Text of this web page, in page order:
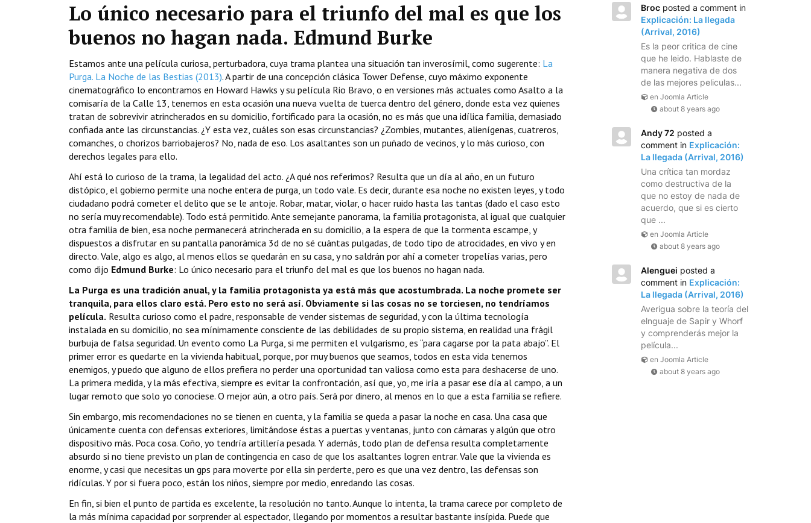
Lo único necesario para el triunfo del mal es que los
buenos no hagan nada. Edmund Burke
Estamos ante una película curiosa, perturbadora, cuya trama plantea una situación tan inverosímil, como sugerente: La
Purga. La Noche de las Bestias (2013). A partir de una concepción clásica Tower Defense, cuyo máximo exponente
cinematográfico lo encontramos en Howard Hawks y su película Rio Bravo, o en versiones más actuales como Asalto a la
comisaría de la Calle 13, tenemos en esta ocasión una nueva vuelta de tuerca dentro del género, donde esta vez quienes
tratan de sobrevivir atrincherados en su domicilio, fortificado para la ocasión, no es más que una idílica familia, demasiado
confiada ante las circunstancias. ¿Y esta vez, cuáles son esas circunstancias? ¿Zombies, mutantes, alienígenas, cuatreros,
comanches, o chorizos barriobajeros? No, nada de eso. Los asaltantes son un puñado de vecinos, y lo más curioso, con
derechos legales para ello.
Ahí está lo curioso de la trama, la legalidad del acto. ¿A qué nos referimos? Resulta que un día al año, en un futuro
distópico, el gobierno permite una noche entera de purga, un todo vale. Es decir, durante esa noche no existen leyes, y todo
ciudadano podrá cometer el delito que se le antoje. Robar, matar, violar, o hacer ruido hasta las tantas (dado el caso esto
no sería muy recomendable). Todo está permitido. Ante semejante panorama, la familia protagonista, al igual que cualquier
otra familia de bien, esa noche permanecerá atrincherada en su domicilio, a la espera de que la tormenta escampe, y
dispuestos a disfrutar en su pantalla panorámica 3d de no sé cuántas pulgadas, de todo tipo de atrocidades, en vivo y en
directo. Vale, algo es algo, al menos ellos se quedarán en su casa, y no saldrán por ahí a cometer tropelías varias, pero
como dijo Edmund Burke: Lo único necesario para el triunfo del mal es que los buenos no hagan nada.
La Purga es una tradición anual, y la familia protagonista ya está más que acostumbrada. La noche promete ser
tranquila, para ellos claro está. Pero esto no será así. Obviamente si las cosas no se torciesen, no tendríamos
película. Resulta curioso como el padre, responsable de vender sistemas de seguridad, y con la última tecnología
instalada en su domicilio, no sea mínimamente consciente de las debilidades de su propio sistema, en realidad una frágil
burbuja de falsa seguridad. Un evento como La Purga, si me permiten el vulgarismo, es “para cagarse por la pata abajo”. El
primer error es quedarte en la vivienda habitual, porque, por muy buenos que seamos, todos en esta vida tenemos
enemigos, y puedo que alguno de ellos prefiera no perder una oportunidad tan valiosa como esta para deshacerse de uno.
La primera medida, y la más efectiva, siempre es evitar la confrontación, así que, yo, me iría a pasar ese día al campo, a un
lugar remoto que solo yo conociese. O mejor aún, a otro país. Será por dinero, al menos en lo que a esta familia se refiere.
Sin embargo, mis recomendaciones no se tienen en cuenta, y la familia se queda a pasar la noche en casa. Una casa que
únicamente cuenta con defensas exteriores, limitándose éstas a puertas y ventanas, junto con cámaras y algún que otro
dispositivo más. Poca cosa. Coño, yo tendría artillería pesada. Y además, todo plan de defensa resulta completamente
absurdo si no tiene previsto un plan de contingencia en caso de que los asaltantes logren entrar. Vale que la vivienda es
enorme, y casi que necesitas un gps para moverte por ella sin perderte, pero es que una vez dentro, las defensas son
ridículas. Y por si fuera poco, están los niños, siempre por medio, enredando las cosas.
En fin, si bien el punto de partida es excelente, la resolución no tanto. Aunque lo intenta, la trama carece por completo de
la más mínima capacidad por sorprender al espectador, llegando por momentos a resultar bastante insípida. Puede que
Broc posted a comment in
Explicación: La llegada
(Arrival, 2016)
Es la peor critica de cine
que he leido. Hablaste de
manera negativa de dos
de las mejores peliculas...
en Joomla Article
about 8 years ago
Andy 72 posted a
comment in Explicación:
La llegada (Arrival, 2016)
Una crítica tan mordaz
como destructiva de la
que no estoy de nada de
acuerdo, que si es cierto
que ...
en Joomla Article
about 8 years ago
Alenguei posted a
comment in Explicación:
La llegada (Arrival, 2016)
Averigua sobre la teoría del
elnguaje de Sapir y Whorf
y comprenderás mejor la
película...
en Joomla Article
about 8 years ago